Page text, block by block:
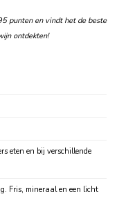
punten en vindt het de beste
ontdekten!
eten en bij verschillende
Fris, mineraal en een licht